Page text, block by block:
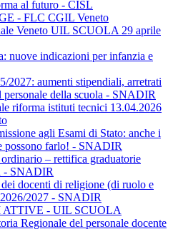
al futuro - CISL
- FLC CGIL Veneto
Veneto UIL SCUOLA 29 aprile
nuove indicazioni per infanzia e
2027: aumenti stipendiali, arretrati
personale della scuola - SNADIR
riforma istituti tecnici 13.04.2026
agli Esami di Stato: anche i
possono farlo! - SNADIR
– rettifica graduatorie
- SNADIR
docenti di religione (di ruolo e
2027 - SNADIR
- UIL SCUOLA
Regionale del personale docente